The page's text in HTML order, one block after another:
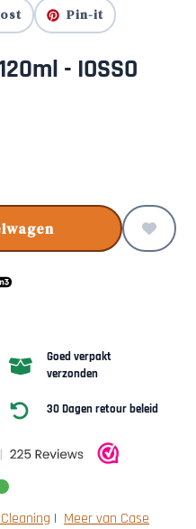
Pin-it
- IOSSO
Goed verpakt
verzonden
30 Dagen retour beleid
| Meer van Case